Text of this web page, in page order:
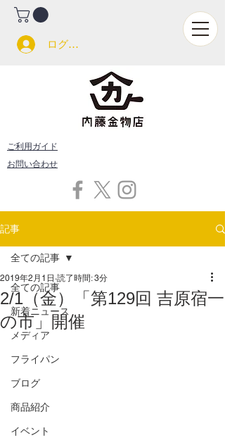
ログイン
ご利用ガイド
お問い合わせ
記事
全ての記事
新着ニュース
メディア
フライパン
ブログ
商品紹介
イベント
全ての記事
2/1（金）「第129回 吉原宿一
の市」開催
2019年2月1日 読了時間: 3分